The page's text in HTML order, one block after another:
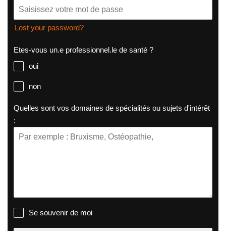
Lost your password?
Etes-vous un.e professionnel.le de santé ?
oui
non
Quelles sont vos domaines de spécialités ou sujets d'intérêt
:
Se souvenir de moi